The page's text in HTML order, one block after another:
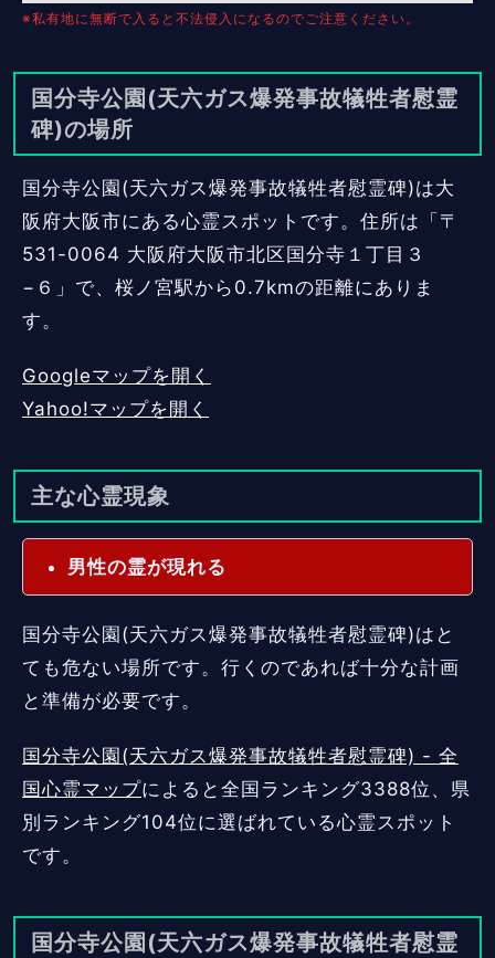
※私有地に無断で入ると不法侵入になるのでご注意ください。
国分寺公園(天六ガス爆発事故犠牲者慰霊
碑)の場所
国分寺公園(天六ガス爆発事故犠牲者慰霊碑)は大
阪府大阪市にある心霊スポットです。住所は「〒
531-0064 大阪府大阪市北区国分寺１丁目３
−６」で、桜ノ宮駅から0.7kmの距離にありま
す。
Googleマップを開く
Yahoo!マップを開く
主な心霊現象
男性の霊が現れる
国分寺公園(天六ガス爆発事故犠牲者慰霊碑)はと
ても危ない場所です。行くのであれば十分な計画
と準備が必要です。
国分寺公園(天六ガス爆発事故犠牲者慰霊碑) - 全
国心霊マップによると全国ランキング3388位、県
別ランキング104位に選ばれている心霊スポット
です。
国分寺公園(天六ガス爆発事故犠牲者慰霊